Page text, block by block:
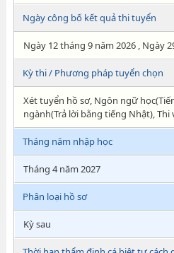
Ngày công bố kết quả thi tuyển
Ngày 12 tháng 9 năm 2026 , Ngày
Kỳ thi / Phương pháp tuyển chọn
Xét tuyển hồ sơ, Ngôn ngữ
ngành(Trả lời bằng tiếng Nhật), Thi
Tháng năm nhập học
Tháng 4 năm 2027
Phân loại hồ sơ
Kỳ sau